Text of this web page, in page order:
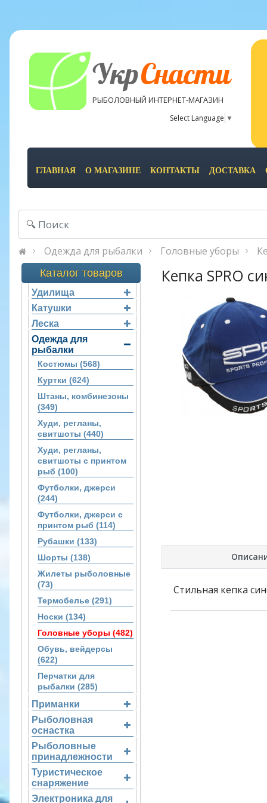
УкрСнасти
РЫБОЛОВНЫЙ ИНТЕРНЕТ-МАГАЗИН
Select Language ▼
ГЛАВНАЯ О МАГАЗИНЕ КОНТАКТЫ ДОСТАВКА
Одежда для рыбалки Головные уборы
Каталог товаров
Удилища
Катушки
Леска
Одежда для
рыбалки
Костюмы (568)
Куртки (624)
Штаны, комбинезоны
(349)
Худи, регланы,
свитшоты (440)
Худи, регланы,
свитшоты с принтом
рыб (100)
Футболки, джерси
(244)
Футболки, джерси с
принтом рыб (114)
Рубашки (133)
Шорты (138)
Жилеты рыболовные
(73)
Термобелье (291)
Носки (134)
Головные уборы (482)
Обувь, вейдерсы
(622)
Перчатки для
рыбалки (285)
Приманки
Рыболовная
оснастка
Рыболовные
принадлежности
Туристическое
снаряжение
Электроника для
Кепка SPRO
Стильная кепка